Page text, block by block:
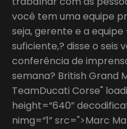
você tem uma equipe
seja, gerente e a
suficiente,? disse o seis
conferência de
semana? British Grand
TeamDucati Corse"
height=“640”
nimg=“1” src=">Marc